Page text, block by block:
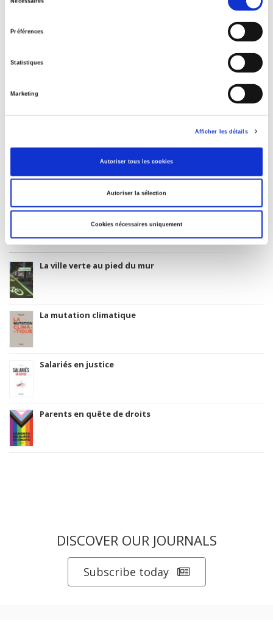
Préférences
Statistiques
Marketing
Afficher les détails
Autoriser tous les cookies
Autoriser la sélection
Cookies nécessaires uniquement
3283 SCIENCES POLITIQUES
1971
Thema subject category: Politics and government
Relatedtitles
La ville verte au pied du mur
La mutation climatique
Salariés en justice
Parents en quête de droits
DISCOVER OUR JOURNALS
Subscribe today